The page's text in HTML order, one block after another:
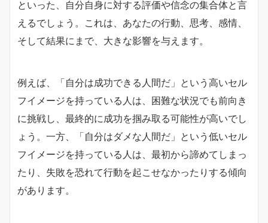
といった、自分自身に対する評価や信念の集合体と言
えるでしょう。これは、あなたの行動、思考、感情、
そして結果にまで、大きな影響を与えます。
例えば、「自分は成功できる人間だ」という高いセル
フイメージを持っている人は、困難な状況でも前向き
に挑戦し、最終的に成功を掴み取る可能性が高いでし
ょう。一方、「自分はダメな人間だ」という低いセル
フイメージを持っている人は、最初から諦めてしまっ
たり、失敗を恐れて行動を起こせなかったりする傾向
があります。